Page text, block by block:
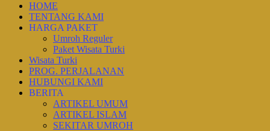
HOME
TENTANG KAMI
HARGA PAKET
Umroh Reguler
Paket Wisata Turki
Wisata Turki
PROG. PERJALANAN
HUBUNGI KAMI
BERITA
ARTIKEL UMUM
ARTIKEL ISLAM
SEKITAR UMROH